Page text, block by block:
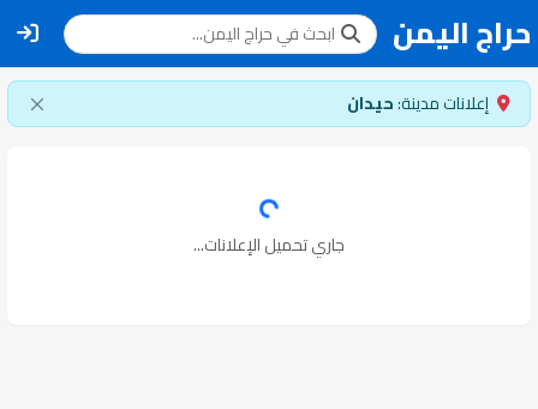
حراج اليمن
إعلانات مدينة:حيدان
جاري تحميل الإعلانات...